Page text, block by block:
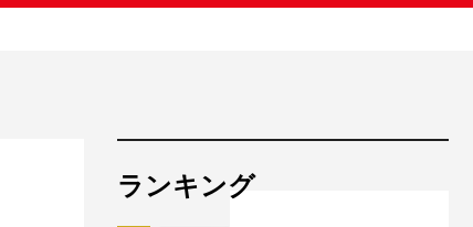
ランキング